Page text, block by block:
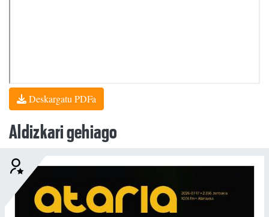
Deskargatu PDFa
Aldizkari gehiago